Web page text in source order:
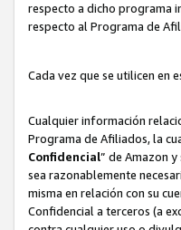
respecto a dicho programa
respecto al Programa de
Cada vez que se utilicen en
Cualquier información
Programa de Afiliados, la
Confidencial” de Amazon
sea razonablemente
misma en relación con su
Confidencial a terceros (a